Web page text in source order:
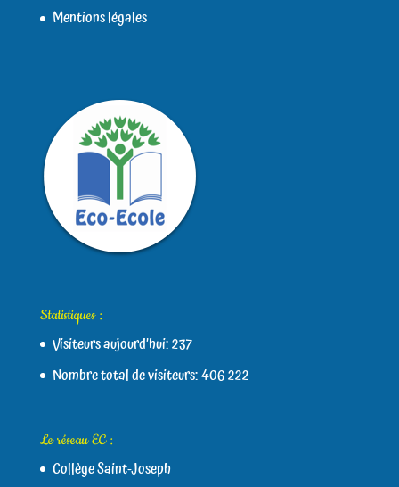
Mentions légales
Statistiques :
Visiteurs aujourd’hui:237
Nombre total de visiteurs:406 222
Le réseau EC :
Collège Saint-Joseph